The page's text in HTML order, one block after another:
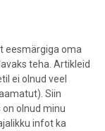
eesmärgiga oma
teha. Artikleid
ei olnud veel
Siin
olnud minu
infot ka